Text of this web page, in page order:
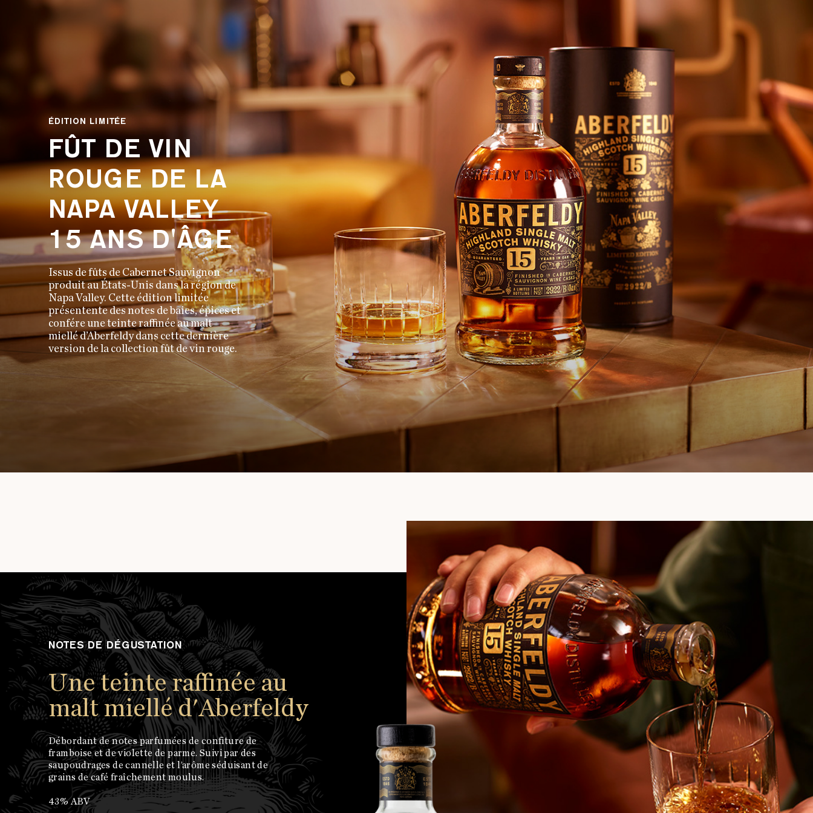
ÉDITION LIMITÉE
FÛT DE VIN
ROUGE DE LA
NAPA VALLEY
15 ANS D'ÂGE
Issus de fûts de Cabernet Sauvignon
produit au États-Unis dans la région de
Napa Valley. Cette édition limitée
présentente des notes de baies, épices et
confére une teinte raffinée au malt
miellé d’Aberfeldy dans cette dernière
version de la collection fût de vin rouge.
NOTES DE DÉGUSTATION
Une teinte raffinée au
malt miellé d'Aberfeldy
Débordant de notes parfumées de confiture de
framboise et de violette de parme. Suivi par des
saupoudrages de cannelle et l’arôme séduisant de
grains de café fraîchement moulus.
43% ABV